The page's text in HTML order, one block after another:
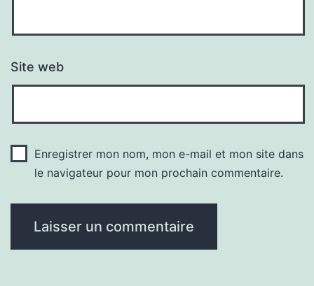
Site web
Enregistrer mon nom, mon e-mail et mon site dans
le navigateur pour mon prochain commentaire.